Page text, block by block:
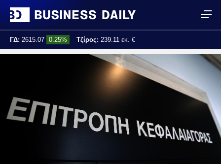
ΓΔ: 2615.07 0.25% Τζίρος: 239.11 εκ. €